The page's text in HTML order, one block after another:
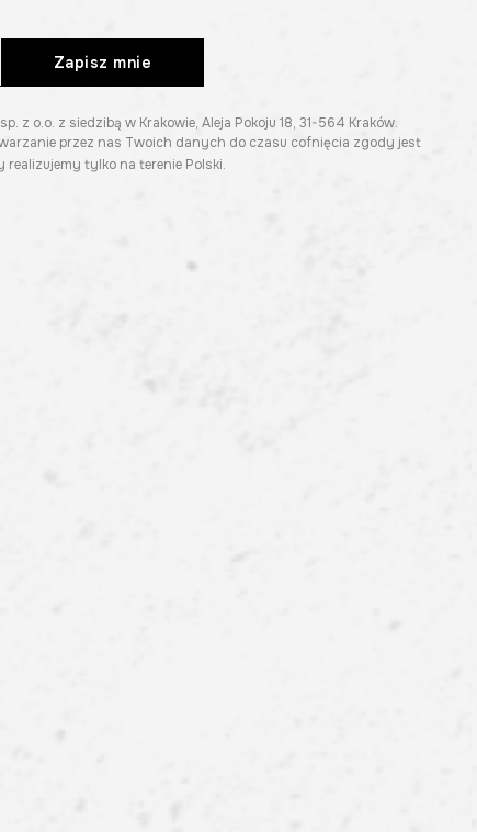
Zapisz mnie
o.o. z siedzibą w Krakowie, Aleja Pokoju 18, 31-564 Kraków.
przez nas Twoich danych do czasu cofnięcia zgody jest
realizujemy tylko na terenie Polski.